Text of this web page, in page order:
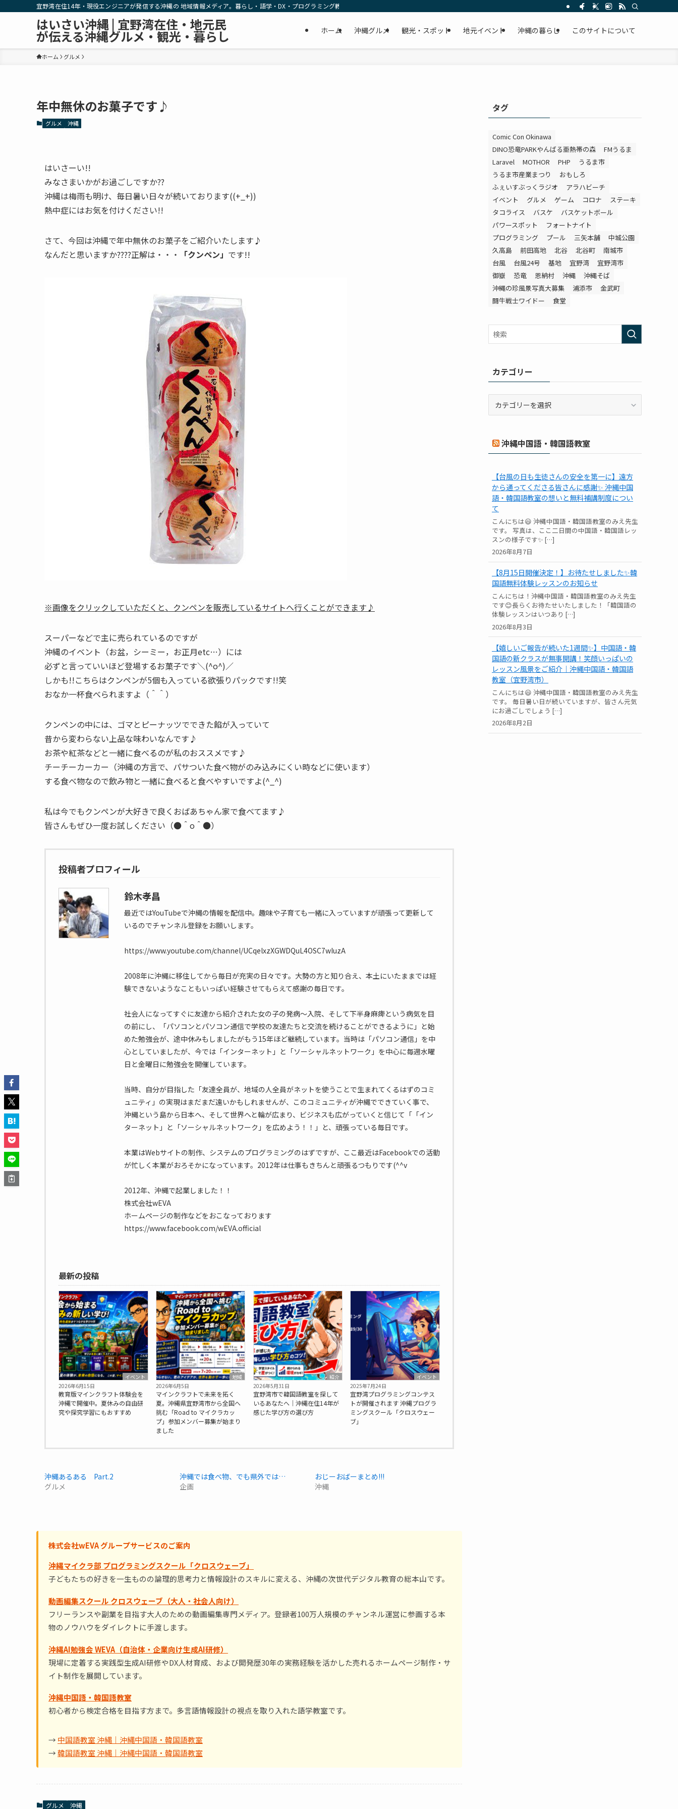
宜野湾在住14年・現役エンジニアが発信する沖縄の 地域情報メディア。暮らし・語学・DX・プログラミング教育の リアルな一次情報をお届けします。
はいさい沖縄 | 宜野湾在住・地元民
が伝える沖縄グルメ・観光・暮らし ホーム 沖縄グルメ 観光・スポット 地元イベント 沖縄の暮らし このサイトについて
ホーム グルメ
年中無休のお菓子です♪
グルメ 沖縄
はいさーい!!
みなさまいかがお過ごしですか??
沖縄は梅雨も明け、毎日暑い日々が続いております((+_+))
熱中症にはお気を付けください!!
さて、今回は沖縄で年中無休のお菓子をご紹介いたします♪
なんだと思いますか????正解は・・・
「クンペン」 です!!
※画像をクリックしていただくと、クンペンを販売しているサイトへ行くことができます♪
スーパーなどで主に売られているのですが
沖縄のイベント（お盆，シーミー，お正月etc…）には
必ずと言っていいほど登場するお菓子です＼(^o^)／
しかも!!こちらはクンペンが5個も入っている欲張りパックです!!笑
おなか一杯食べられますよ（＾＾）
クンペンの中には、ゴマとピーナッツでできた餡が入っていて
昔から変わらない上品な味わいなんです♪
お茶や紅茶などと一緒に食べるのが私のおススメです♪
チーチーカーカー（沖縄の方言で、パサついた食べ物がのみ込みにくい時などに使います）
する食べ物なので飲み物と一緒に食べると食べやすいですよ(^_^)
私は今でもクンペンが大好きで良くおばあちゃん家で食べてます♪
皆さんもぜひ一度お試しください（●＾o＾●）
投稿者プロフィール
鈴木孝昌
最近ではYouTubeで沖縄の情報を配信中。趣味や子育ても一緒に入っていますが頑張って更新して
いるのでチャンネル登録をお願いします。
https://www.youtube.com/channel/UCqelxzXGWDQuL4OSC7wIuzA
2008年に沖縄に移住してから毎日が充実の日々です。大勢の方と知り合え、本土にいたままでは経
験できないようなこともいっぱい経験させてもらえて感謝の毎日です。
社会人になってすぐに友達から紹介された女の子の発病〜入院、そして下半身麻痺という病気を目
の前にし、「パソコンとパソコン通信で学校の友達たちと交流を続けることができるように」と始
めた勉強会が、途中休みもしましたがもう15年ほど継続しています。当時は「パソコン通信」を中
心としていましたが、今では「インターネット」と「ソーシャルネットワーク」を中心に毎週水曜
日と金曜日に勉強会を開催しています。
当時、自分が目指した「友達全員が、地域の人全員がネットを使うことで生まれてくるはずのコミ
ュニティ」の実現はまだまだ遠いかもしれませんが、このコミュニティが沖縄でできていく事で、
沖縄という島から日本へ、そして世界へと輪が広まり、ビジネスも広がっていくと信じて「「イン
ターネット」と「ソーシャルネットワーク」を広めよう！！」と、頑張っている毎日です。
本業はWebサイトの制作、システムのプログラミングのはずですが、ここ最近はFacebookでの活動
が忙しく本業がおろそかになっています。2012年は仕事もきちんと頑張るつもりです(^^v
2012年、沖縄で起業しました！！
株式会社wEVA
ホームページの制作などをおこなっております
https://www.facebook.com/wEVA.official
最新の投稿
イベント
2026年6月15日
教育版マインクラフト体験会を
沖縄で開催中。夏休みの自由研
究や探究学習にもおすすめ
地域
2026年6月5日
マインクラフトで未来を拓く
夏。沖縄県宜野湾市から全国へ
挑む「Road to マイクラカッ
プ」参加メンバー募集が始まり
ました
紹介
2026年5月31日
宜野湾市で韓国語教室を探して
いるあなたへ｜沖縄在住14年が
感じた学び方の選び方
イベント
2025年7月24日
宜野湾プログラミングコンテス
トが開催されます 沖縄プログラ
ミングスクール「クロスウェー
ブ」
沖縄あるある Part.2
グルメ
沖縄では食べ物、でも県外では…
企画
おじーおばーまとめ!!!
沖縄
株式会社wEVA グループサービスのご案内
沖縄マイクラ部 プログラミングスクール「クロスウェーブ」
子どもたちの好きを一生ものの論理的思考力と情報設計のスキルに変える、沖縄の次世代デジタル教育の総本山です。
動画編集スクール クロスウェーブ（大人・社会人向け）
フリーランスや副業を目指す大人のための動画編集専門メディア。登録者100万人規模のチャンネル運営に参画する本
物のノウハウをダイレクトに手渡します。
沖縄AI勉強会 WEVA（自治体・企業向け生成AI研修）
現場に定着する実践型生成AI研修やDX人材育成、および開発歴30年の実務経験を活かした売れるホームページ制作・サ
イト制作を展開しています。
沖縄中国語・韓国語教室
初心者から検定合格を目指す方まで。多言語情報設計の視点を取り入れた語学教室です。
→ 中国語教室 沖縄｜沖縄中国語・韓国語教室
→韓国語教室 沖縄｜沖縄中国語・韓国語教室
グルメ 沖縄
タグ
Comic Con Okinawa
DINO恐竜PARKやんばる亜熱帯の森
FMうるま
Laravel
MOTHOR PHP
うるま市
うるま市産業まつり
おもしろ
ふぇいすぶっくラジオ
アラハビーチ
イベント
グルメ ゲーム コロナ
ステーキ
タコライス
バスケ
バスケットボール
パワースポット
フォートナイト
プログラミング
プール 三矢本舗
中城公園
久高島
前田高地 北谷 北谷町
南城市
台風
台風24号 基地 宜野湾
宜野湾市
御嶽
恐竜 恩納村 沖縄
沖縄そば
沖縄の珍風景写真大募集
浦添市
金武町
闘牛戦士ワイドー
食堂
カテゴリー
ー
沖縄中国語・韓国語教室
【台風の日も生徒さんの安全を第一に】遠方
から通ってくださる皆さんに感謝✨ 沖縄中国
語・韓国語教室の想いと無料補講制度につい
て
2026年8月7日
こんにちは😃 沖縄中国語・韓国語教室のみえ先生
です。 写真は、ここ二日間の中国語・韓国語レッ
スンの様子です✨ […]
【8月15日開催決定！】お待たせしました✨韓
国語無料体験レッスンのお知らせ
2026年8月3日
こんにちは！沖縄中国語・韓国語教室のみえ先生
です😊長らくお待たせいたしました！「韓国語の
体験レッスンはいつあり […]
【嬉しいご報告が続いた1週間✨】中国語・韓
国語の新クラスが無事開講！笑顔いっぱいの
レッスン風景をご紹介｜沖縄中国語・韓国語
教室（宜野湾市）
2026年8月2日
こんにちは😃 沖縄中国語・韓国語教室のみえ先生
です。 毎日暑い日が続いていますが、皆さん元気
にお過ごしでしょう […]